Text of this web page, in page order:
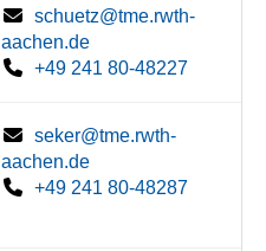
schuetz@tme.rwth-
aachen.de
+49 241 80-48227
seker@tme.rwth-
aachen.de
+49 241 80-48287